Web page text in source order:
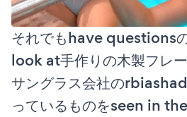
それでもhave questions
look at手作りの木製フレ
サングラス会社の
っているものをseen in